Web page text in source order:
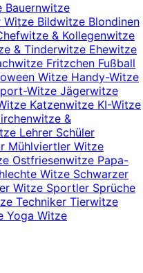
Bauernwitze
Witze Bildwitze Blondinen
& Kollegenwitze
& Tinderwitze Ehewitze
Fritzchen Fußball
Witze Handy-Witze
Witze Jägerwitze
Katzenwitze KI-Witze
&
Lehrer Schüler
Mühlviertler Witze
Ostfriesenwitze Papa-
Witze Schwarzer
Witze Sportler Sprüche
Techniker Tierwitze
Yoga Witze